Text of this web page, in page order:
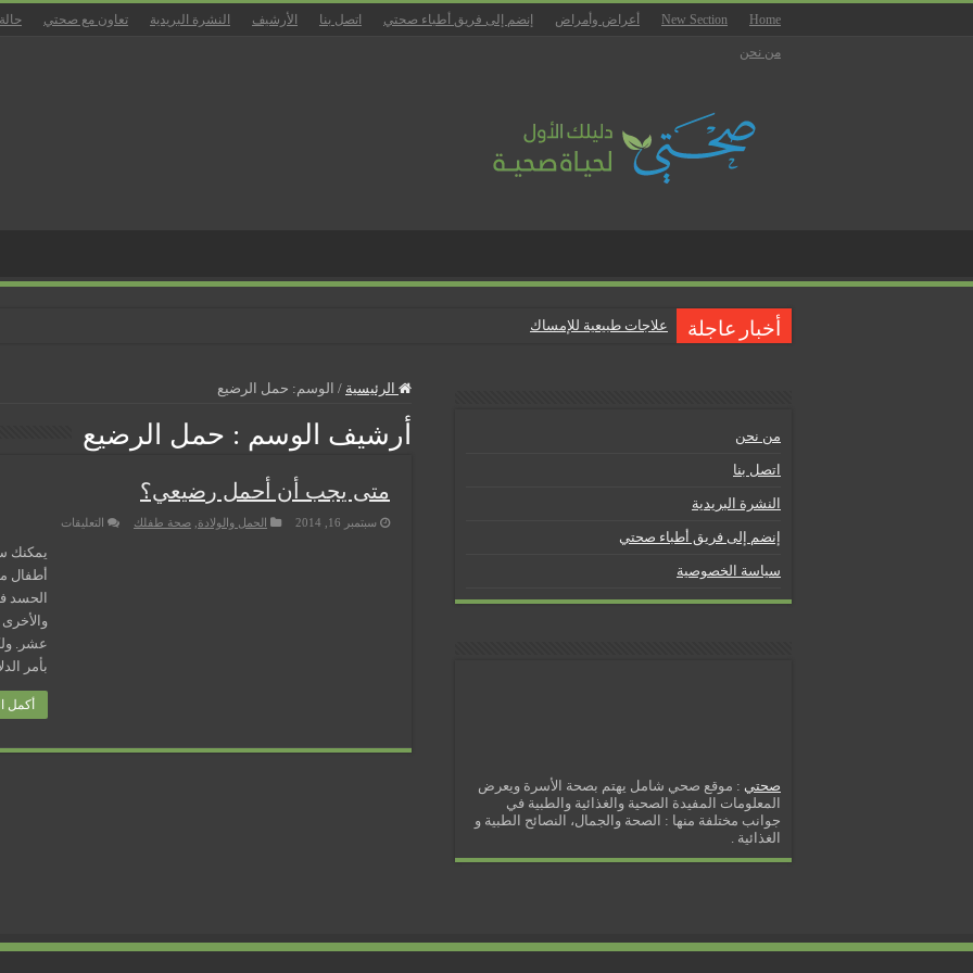
Home
New Section أعراض وأمراض إنضم إلى فريق أطباء صحتي اتصل بنا الأرشيف النشرة البريدية تعاون مع صحتي
من نحن
أخبار عاجلة علاجات طبيعية للإمساك
إزالة الشعر بالليزر
كيف نخفف من الشعور بالعطش في رمضان؟
الرئيسية / الوسم: حمل الرضيع
أرشيف الوسم : حمل الرضيع
متى يجب أن أحمل رضيعي؟
سبتمبر 16, 2014 الحمل والولادة صحة طفلك التعليقات
أحمل
رضيعي؟
مغلقة
يمكنك
أطفال
عشر.
بأمر
أكمل
من نحن
اتصل بنا
النشرة البريدية
إنضم إلى فريق أطباء صحتي
سياسة الخصوصية
صحتي : موقع صحي شامل يهتم بصحة الأسرة ويعرض
المعلومات المفيدة الصحية والغذائية والطبية في
جوانب مختلفة منها : الصحة والجمال، النصائح الطبية و
الغذائية .